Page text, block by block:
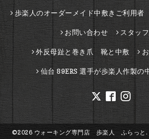
歩楽人のオーダーメイド中敷きご利用者
お問い合わせ スタッ
外反母趾と巻き爪 靴と中敷
仙台 89ERS 選手が歩楽人作製の
©2026 ウォーキング専門店 歩楽人 ふらっと .